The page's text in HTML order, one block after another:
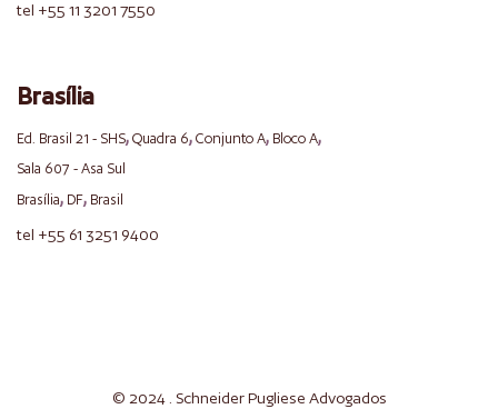
tel +55 11 3201 7550
Brasília
Ed. Brasil 21 - SHS, Quadra 6, Conjunto A, Bloco A,
Sala 607 - Asa Sul
Brasília, DF, Brasil
tel +55 61 3251 9400
© 2024 . SchneiderPugliese Advogados